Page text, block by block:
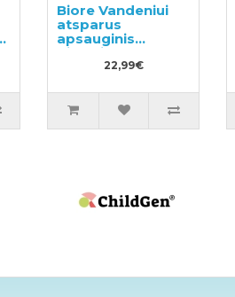
Biore Vandeniui
atsparus
apsauginis
pienelis nuo
saulės veidui ir
40ml
22,99€